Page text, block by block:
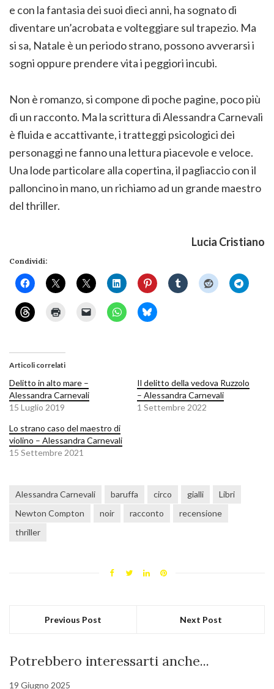
e con la fantasia dei suoi dieci anni, ha sognato di
diventare un’acrobata e volteggiare sul trapezio. Ma
si sa, Natale è un periodo strano, possono avverarsi i
sogni oppure prendere vita i peggiori incubi.
Non è romanzo, si compone di poche pagine, poco più
di un racconto. Ma la scrittura di Alessandra Carnevali
è fluida e accattivante, i tratteggi psicologici dei
personaggi ne fanno una lettura piacevole e veloce.
Una lode particolare alla copertina, il pagliaccio con il
palloncino in mano, un richiamo ad un grande maestro
del thriller.
Lucia Cristiano
Condividi:
Articoli correlati
Delitto in alto mare –
Alessandra Carnevali
15 Luglio 2019
Il delitto della vedova Ruzzolo
– Alessandra Carnevali
1 Settembre 2022
Lo strano caso del maestro di
violino – Alessandra Carnevali
15 Settembre 2021
Alessandra Carnevali baruffa circo gialli
Libri
Newton Compton
noir racconto
recensione
thriller
Previous Post Next Post
Potrebbero interessarti anche...
19 Giugno 2025